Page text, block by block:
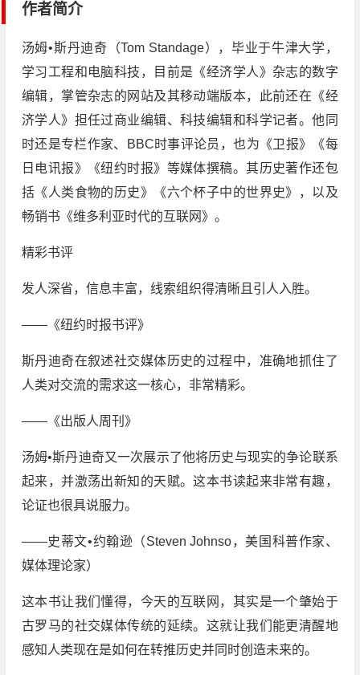
作者简介
汤姆•斯丹迪奇（Tom Standage），毕业于牛津大学，
学习工程和电脑科技，目前是《经济学人》杂志的数字
编辑，掌管杂志的网站及其移动端版本，此前还在《经
济学人》担任过商业编辑、科技编辑和科学记者。他同
时还是专栏作家、BBC时事评论员，也为《卫报》《每
日电讯报》《纽约时报》等媒体撰稿。其历史著作还包
括《人类食物的历史》《六个杯子中的世界史》，以及
畅销书《维多利亚时代的互联网》。
精彩书评
发人深省，信息丰富，线索组织得清晰且引人入胜。
——《纽约时报书评》
斯丹迪奇在叙述社交媒体历史的过程中，准确地抓住了
人类对交流的需求这一核心，非常精彩。
——《出版人周刊》
汤姆•斯丹迪奇又一次展示了他将历史与现实的争论联系
起来，并激荡出新知的天赋。这本书读起来非常有趣，
论证也很具说服力。
——史蒂文•约翰逊（Steven Johnso，美国科普作家、
媒体理论家）
这本书让我们懂得，今天的互联网，其实是一个肇始于
古罗马的社交媒体传统的延续。这就让我们能更清醒地
感知人类现在是如何在转推历史并同时创造未来的。